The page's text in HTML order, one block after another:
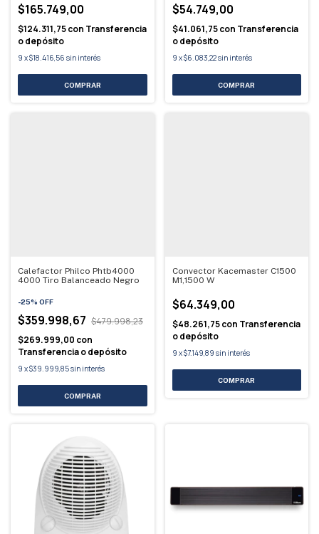
$165.749,00
$124.311,75con Transferencia
o depósito
9 x$18.416,56 sin interés
$54.749,00
$41.061,75con Transferencia
o depósito
9 x$6.083,22sin interés
Calefactor Philco Phtb4000
4000 Tiro Balanceado Negro
-25% OFF
$359.998,67 $479.998,23
$269.999,00 con
Transferencia o depósito
9 x$39.999,85sin interés
Convector Kacemaster C1500
M1,1500 W
$64.349,00
$48.261,75con Transferencia
o depósito
9 x$7.149,89 sin interés